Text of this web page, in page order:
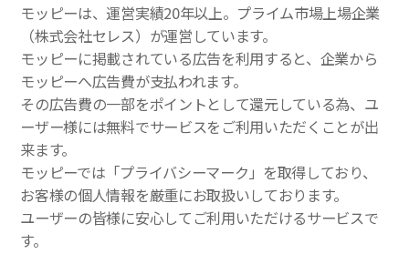
モッピーは、運営実績20年以上。プライム市場上場企業
（株式会社セレス）が運営しています。
モッピーに掲載されている広告を利用すると、企業から
モッピーへ広告費が支払われます。
その広告費の一部をポイントとして還元している為、ユ
ーザー様には無料でサービスをご利用いただくことが出
来ます。
モッピーでは「プライバシーマーク」を取得しており、
お客様の個人情報を厳重にお取扱いしております。
ユーザーの皆様に安心してご利用いただけるサービスで
す。